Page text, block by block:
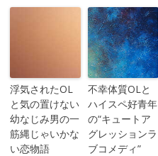
浮気されたOL
と気の置けない
幼なじみ男の一
筋縄じゃいかな
い恋物語
不幸体質OLと
ハイスペ好青年
の“キュートア
グレッションラ
ブコメディ”